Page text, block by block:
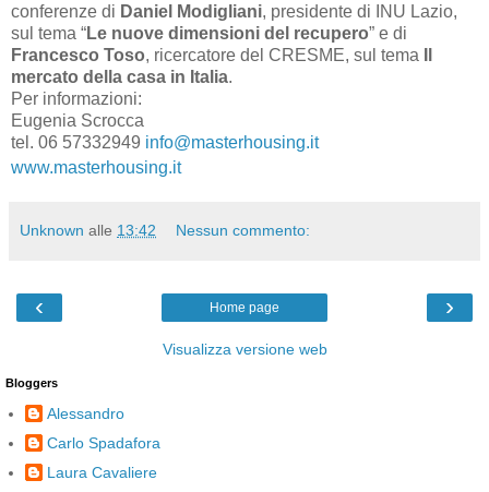
conferenze di Daniel Modigliani, presidente di INU Lazio,
sul tema “Le nuove dimensioni del recupero” e di
Francesco Toso, ricercatore del CRESME, sul tema
mercato della casa in Italia.
Per informazioni:
Eugenia Scrocca
tel. 06 57332949 info@masterhousing.it
www.masterhousing.it
Unknown alle 13:42 Nessun commento:
‹ ›
Home page
Visualizza versione web
Bloggers
Alessandro
Carlo Spadafora
Laura Cavaliere